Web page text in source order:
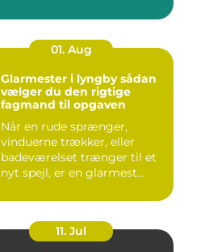
01. Aug
Glarmester i lyngby sådan
vælger du den rigtige
fagmand til opgaven
Når en rude sprænger,
vinduerne trækker, eller
badeværelset trænger til et
nyt spejl, er en glarmest...
11. Jul